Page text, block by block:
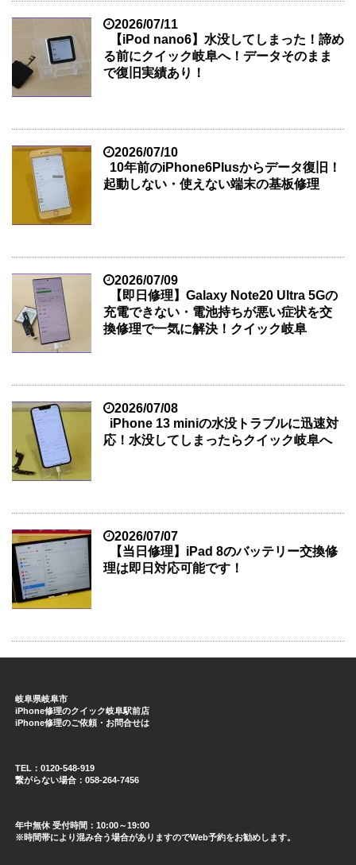
2026/07/11
【iPod nano6】水没してしまった！諦め
る前にクイック岐阜へ！データそのまま
で復旧実績あり！
2026/07/10
10年前のiPhone6Plusからデータ復旧！
起動しない・使えない端末の基板修理
2026/07/09
【即日修理】Galaxy Note20 Ultra 5Gの
充電できない・電池持ちが悪い症状を交
換修理で一気に解決！クイック岐阜
2026/07/08
iPhone 13 miniの水没トラブルに迅速対
応！水没してしまったらクイック岐阜へ
2026/07/07
【当日修理】iPad 8のバッテリー交換修
理は即日対応可能です！
岐阜県岐阜市
iPhone修理のクイック岐阜駅前店
iPhone修理のご依頼・お問合せは
TEL：0120-548-919
繋がらない場合：058-264-7456
年中無休 受付時間：10:00～19:00
※時間帯により混み合う場合がありますのでWeb予約をお勧めします。